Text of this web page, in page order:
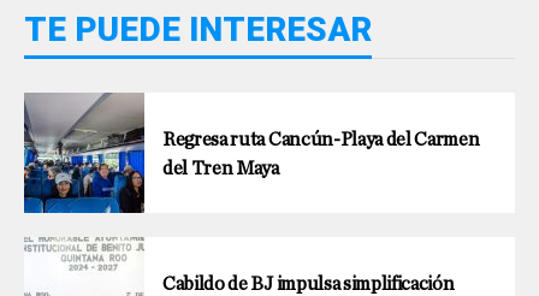
TE PUEDE INTERESAR
Regresa ruta Cancún-Playa del Carmen
del Tren Maya
Cabildo de BJ impulsa simplificación